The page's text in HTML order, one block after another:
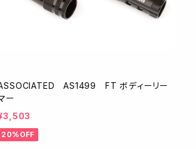
AS1499 FT ボディーリー
ー
20%OFF